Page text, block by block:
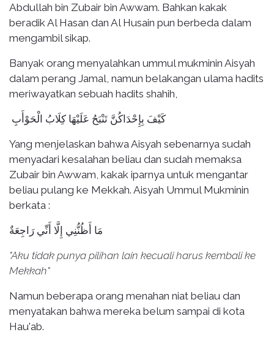
Abdullah bin Zubair bin Awwam. Bahkan kakak
beradik Al Hasan dan Al Husain pun berbeda dalam
mengambil sikap.
Banyak orang menyalahkan ummul mukminin Aisyah
dalam perang Jamal, namun belakangan ulama hadits
meriwayatkan sebuah hadits shahih,
كَيْفَ بِإِحْدَاكُنَّ تَنْبَحُ عَلَيْهَا كِلَابُ الْحَوْأَبِ
Yang menjelaskan bahwa Aisyah sebenarnya sudah
menyadari kesalahan beliau dan sudah memaksa
Zubair bin Awwam, kakak iparnya untuk mengantar
beliau pulang ke Mekkah. Aisyah Ummul Mukminin
berkata :
مَا أَظُنُّنِي إِلَّا أَنِّي رَاجِعَةٌ
"Aku tidak punya pilihan lain kecuali harus kembali ke
Mekkah"
Namun beberapa orang menahan niat beliau dan
menyatakan bahwa mereka belum sampai di kota
Hau'ab.